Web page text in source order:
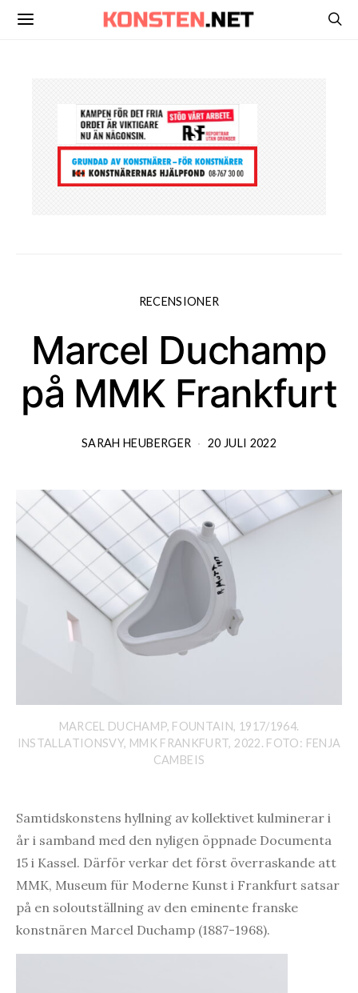
RECENSIONER
Marcel Duchamp
på MMK Frankfurt
SARAH HEUBERGER 20 JULI 2022
MARCEL DUCHAMP, FOUNTAIN, 1917/1964.
INSTALLATIONSVY, MMK FRANKFURT, 2022. FOTO: FENJA
CAMBEIS
Samtidskonstens hyllning av kollektivet kulminerar i
år i samband med den nyligen öppnade Documenta
15 i Kassel. Därför verkar det först överraskande att
MMK, Museum für Moderne Kunst i Frankfurt satsar
på en soloutställning av den eminente franske
konstnären Marcel Duchamp (1887-1968).